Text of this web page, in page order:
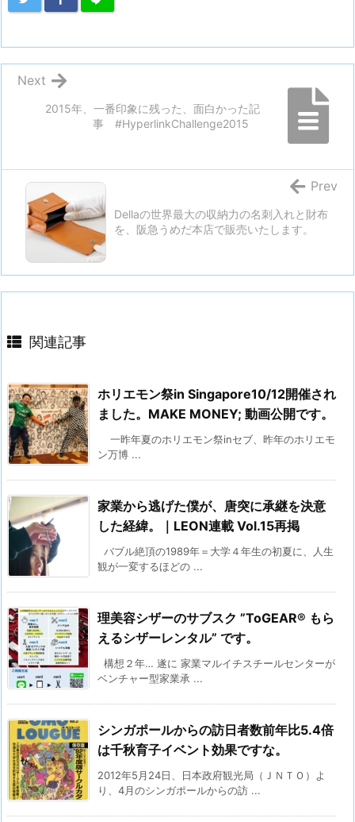
2015年、一番印象に残った、面白かった記
事 #HyperlinkChallenge2015
Next
Dellaの世界最大の収納力の名刺入れと財布
を、阪急うめだ本店で販売いたします。
Prev
関連記事
ホリエモン祭in Singapore10/12開催され
ました。MAKE MONEY; 動画公開です。
一昨年夏のホリエモン祭inセブ、昨年のホリエモ
ン万博 ...
家業から逃げた僕が、唐突に承継を決意
した経緯。｜LEON連載 Vol.15再掲
バブル絶頂の1989年＝大学４年生の初夏に、人生
観が一変するほどの ...
理美容シザーのサブスク ”ToGEAR® もら
えるシザーレンタル” です。
構想２年… 遂に 家業マルイチスチールセンターが
ベンチャー型家業承 ...
シンガポールからの訪日者数前年比5.4倍
は千秋育子イベント効果ですな。
2012年5月24日、日本政府観光局（ＪＮＴＯ）よ
り、4月のシンガポールからの訪 ...